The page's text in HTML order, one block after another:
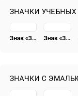
ЗНАЧКИ УЧЕБНЫХ
Знак «За окончание военно-морской академии кораблестроения и вооружения им. академика А.Н. Крылова (ВМАКВ им. Крылова)» Знак «За окончание военной академии бронетанковых войск им. Сталина. (Академия БТВ им. И.В. Сталина)»
ЗНАЧКИ С